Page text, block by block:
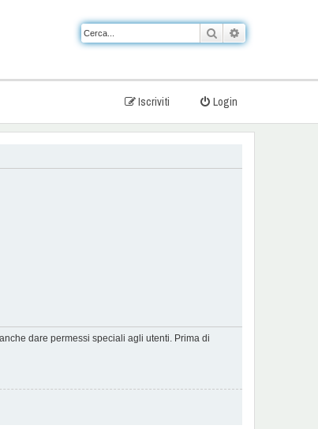
Cerca
Login
Iscriviti
dare permessi speciali agli utenti. Prima di